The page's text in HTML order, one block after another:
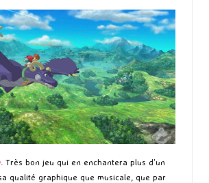
. Très bon jeu qui en enchantera plus d’un
qualité graphique que musicale, que par